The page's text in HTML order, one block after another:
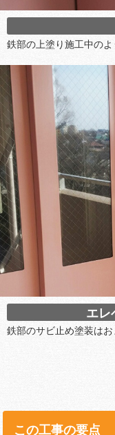
鉄部の上塗り施工中のよ
エレ
鉄部のサビ止め塗装はお
この工事の要点